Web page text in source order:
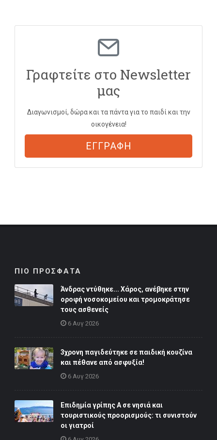
Γραφτείτε στο Newsletter
μας
Διαγωνισμοί, δώρα και τα πάντα για το παιδί και την
οικογένεια!
ΕΓΓΡΑΦΗ
ΠΙΟ ΠΡΟΣΦΑΤΑ
Άνδρας ντύθηκε... Χάρος, ανέβηκε στην
οροφή νοσοκομείου και τρομοκράτησε
τους ασθενείς
6 Αυγ 2026
3χρονη παγιδεύτηκε σε παιδική κουζίνα
και πέθανε από ασφυξία!
6 Αυγ 2026
Επιδημία γρίπης Α σε νησιά και
τουριστικούς προορισμούς: τι συνιστούν
οι γιατροί